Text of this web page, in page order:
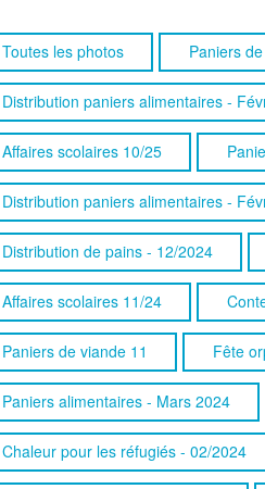
Toutes les photos Paniers
Distribution paniers alimentaires -
Affaires scolaires 10/25
Distribution paniers alimentaires -
Distribution de pains - 12/2024
Affaires scolaires 11/24
Paniers de viande 11 Fête
Paniers alimentaires - Mars 2024
Chaleur pour les réfugiés - 02/2024